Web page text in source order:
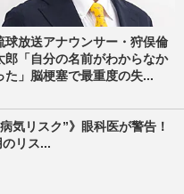
球放送アナウンサー・狩俣倫
郎「自分の名前がわからなか
た」脳梗塞で最重度の失...
気リスク”》眼科医が警告！
のリス...